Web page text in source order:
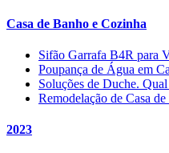
Casa de Banho e Cozinha
Sifão Garrafa B4R para
Poupança de Água em
Soluções de Duche.
Remodelação de Casa
2023